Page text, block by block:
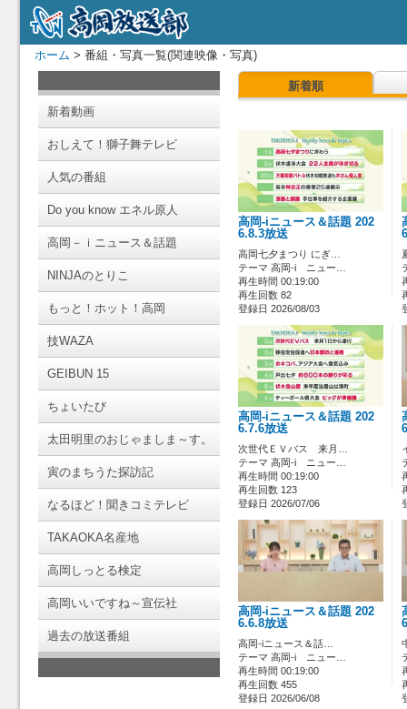
ホーム > 番組・写真一覧(関連映像・写真)
新着動画
おしえて！獅子舞テレビ
人気の番組
Do you know エネル原人
高岡－ｉニュース＆話題
NINJAのとりこ
もっと！ホット！高岡
技WAZA
GEIBUN 15
ちょいたび
太田明里のおじゃましま～す。
寅のまちうた探訪記
なるほど！聞きコミテレビ
TAKAOKA名産地
高岡しっとる検定
高岡いいですね～宣伝社
過去の放送番組
新着順
高岡-iニュース＆話題 202
6.8.3放送
高岡七夕まつり にぎ…
テーマ 高岡-i ニュー…
再生時間 00:19:00
再生回数 82
登録日 2026/08/03
高岡-iニュース＆話題 202
6.7.6放送
次世代ＥＶバス 来月…
テーマ 高岡-i ニュー…
再生時間 00:19:00
再生回数 123
登録日 2026/07/06
高岡-iニュース＆話題 202
6.6.8放送
高岡-iニュース＆話…
テーマ 高岡-i ニュー…
再生時間 00:19:00
再生回数 455
登録日 2026/06/08